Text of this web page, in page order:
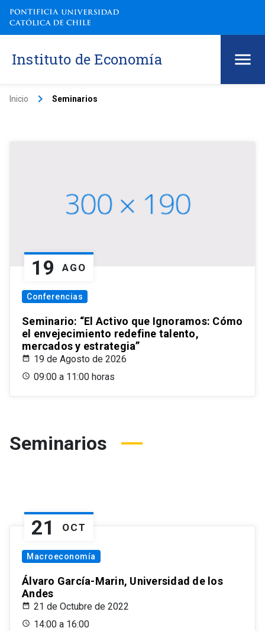
Instituto de Economía
Inicio keyboard_arrow_right Seminarios
19 AGO
Conferencias
Seminario: “El Activo que Ignoramos: Cómo
el envejecimiento redefine talento,
mercados y estrategia”
19 de Agosto de 2026
09:00 a 11:00 horas
Seminarios
21 OCT
Macroeconomía
Álvaro García-Marin, Universidad de los
Andes
21 de Octubre de 2022
14:00 a 16:00